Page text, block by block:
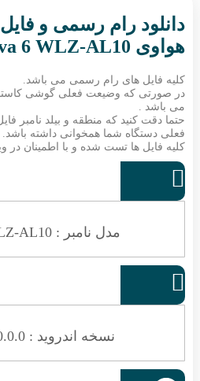
دانلود رام رسمی و
هواوی nova 6 WLZ-AL10
کلیه فایل های رام رسمی می باشد.
در صورتی که وضیعت فعلی گوشی
می باشد .
حتما دقت کنید که منطقه و بیلد نامبر فایل
فعلی دستگاه شما همخوانی داشته باشد.
کلیه فایل ها تست شده و با اطمینان در

مدل نامبر : WLZ-AL10

نسخه اندروید : 10.0.0